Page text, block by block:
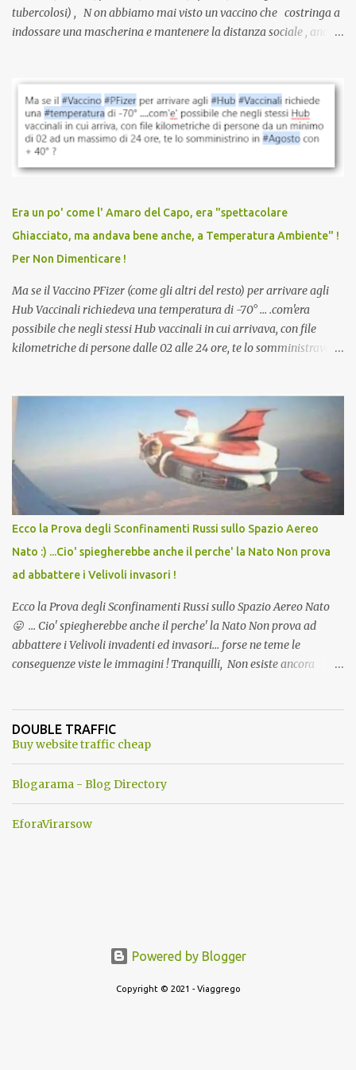
tubercolosi) , N on abbiamo mai visto un vaccino che costringa a
indossare una mascherina e mantenere la distanza sociale , anche
vaccinazione. Non avevamo mai sentito parlare di ricompense,
sconti, incentivi per vaccinarsi. Non avevamo mai visto
discriminazioni per coloro che non l’hanno fatto. Se non sei stato
vaccinato, nessuno aveva prima cercato di farti sentire una
persona cattiva. Non avevamo mai visto un vaccino che minacci le
vaccino usato per minacciare i mezzi di sussistenza, il lavoro o la
scuola. Non avevamo mai visto un vaccino che permettesse a un
dodicenne di ignorare il consenso dei genitori. Dopo tutti i vaccini
che abbiamo elencato sopra...
Era un po' come l' Amaro del Capo, era "spettacolare
Ghiacciato, ma andava bene anche, a Temperatura Ambiente" !
Per Non Dimenticare !
Ma se il Vaccino PFizer (come gli altri del resto) per arrivare agli
Hub Vaccinali richiedeva una temperatura di -70° ... .com'era
possibile che negli stessi Hub vaccinali in cui arrivava, con file
kilometriche di persone dalle 02 alle 24 ore, te lo somministravano
Vaccino come: l' Amaro del Capo, era "spettacolare Ghiacciato, ma
andava bene anche, a Temperatura Ambiente"! Riproponiamo
l'articolo per NON Dimenticare!
Ecco la Prova degli Sconfinamenti Russi sullo Spazio Aereo
Nato :) ...Cio' spiegherebbe anche il perche' la Nato Non prova
ad abbattere i Velivoli invasori !
Ecco la Prova degli Sconfinamenti Russi sullo Spazio Aereo Nato
😛 ... Cio' spiegherebbe anche il perche' la Nato Non prova ad
abbattere i Velivoli invadenti ed invasori... forse ne teme le
conseguenze viste le immagini ! Tranquilli, Non esiste ancora
ancora una fantasia Nato o forse una "False Flag", per provocare
una guerra mondiale che difficilmente da menti sane, potrebbe
DOUBLE TRAFFIC
Buy website traffic cheap
Blogarama - Blog Directory
EforaVirarsow
Powered by Blogger
Copyright © 2021 - Viaggrego